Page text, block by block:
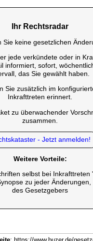
Ihr Rechtsradar
Sie keine gesetzlichen
jede verkündete oder in
informiert, sofort,
das Sie gewählt haben.
Sie zusätzlich im
Inkrafttreten erinnert.
zu überwachender
zusammen.
- Jetzt anmelden!
Weitere Vorteile:
selbst bei Inkrafttreten
zu jeder
des Gesetzgebers